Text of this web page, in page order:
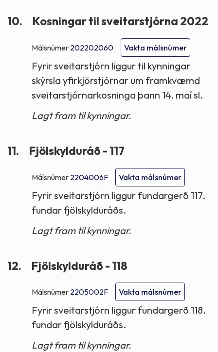
10. Kosningar til sveitarstjórna 2022
Málsnúmer 202202060 Vakta málsnúmer
Fyrir sveitarstjórn liggur til kynningar
skýrsla yfirkjörstjórnar um framkvæmd
sveitarstjórnarkosninga þann 14. maí sl.
Lagt fram til kynningar.
11. Fjölskylduráð - 117
Málsnúmer 2204006F Vakta málsnúmer
Fyrir sveitarstjórn liggur fundargerð 117.
fundar fjölskylduráðs.
Lagt fram til kynningar.
12. Fjölskylduráð - 118
Málsnúmer 2205002F Vakta málsnúmer
Fyrir sveitarstjórn liggur fundargerð 118.
fundar fjölskylduráðs.
Lagt fram til kynningar.